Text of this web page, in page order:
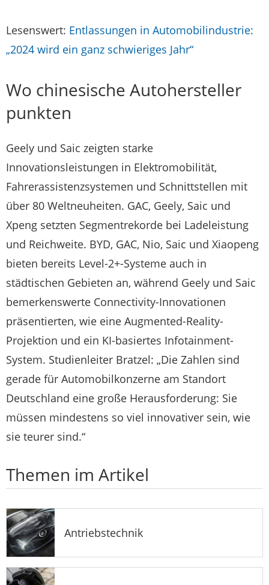
Lesenswert: Entlassungen in Automobilindustrie:
„2024 wird ein ganz schwieriges Jahr“
Wo chinesische Autohersteller
punkten
Geely und Saic zeigten starke
Innovationsleistungen in Elektromobilität,
Fahrerassistenzsystemen und Schnittstellen mit
über 80 Weltneuheiten. GAC, Geely, Saic und
Xpeng setzten Segmentrekorde bei Ladeleistung
und Reichweite. BYD, GAC, Nio, Saic und Xiaopeng
bieten bereits Level-2+-Systeme auch in
städtischen Gebieten an, während Geely und Saic
bemerkenswerte Connectivity-Innovationen
präsentierten, wie eine Augmented-Reality-
Projektion und ein KI-basiertes Infotainment-
System. Studienleiter Bratzel: „Die Zahlen sind
gerade für Automobilkonzerne am Standort
Deutschland eine große Herausforderung: Sie
müssen mindestens so viel innovativer sein, wie
sie teurer sind.“
Themen im Artikel
Antriebstechnik